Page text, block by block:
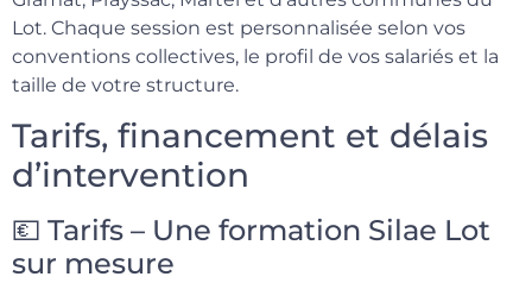
Lot. Chaque session est personnalisée selon vos
conventions collectives, le profil de vos salariés et la
taille de votre structure.
Tarifs, financement et délais
d’intervention
💶 Tarifs – Une formation Silae Lot
sur mesure